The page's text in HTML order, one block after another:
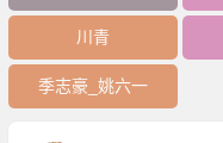
川青
季志豪_姚六一